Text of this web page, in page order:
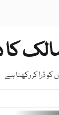
کا
ڈرا کر رکھنا ہے